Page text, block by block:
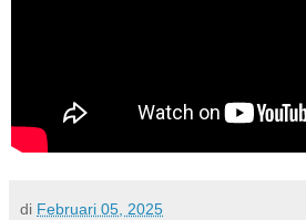
di Februari 05, 2025